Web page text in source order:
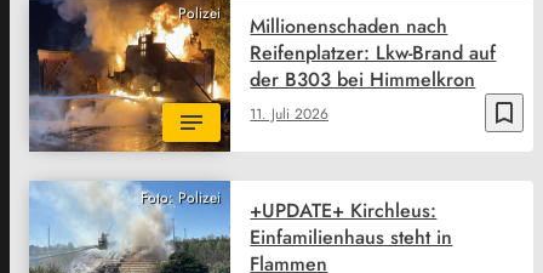
Polizei
bookmark_border
11. Juli 2026
Millionenschaden nach
Reifenplatzer: Lkw-Brand auf
der B303 bei Himmelkron
Foto: Polizei
+UPDATE+ Kirchleus:
Einfamilienhaus steht in
Flammen